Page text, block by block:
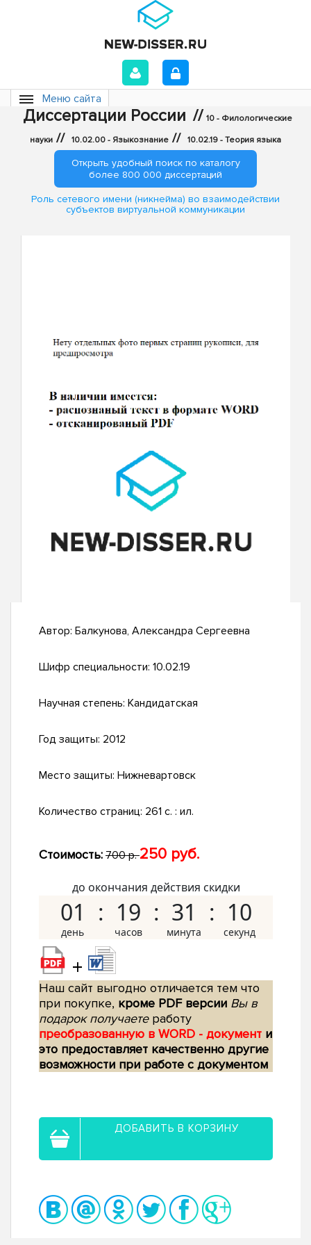
Меню сайта
Диссертации России // 10 - Филологические
науки // 10.02.00 - Языкознание // 10.02.19 - Теория языка
Открыть удобный поиск по каталогу
более 800 000 диссертаций
Роль сетевого имени (никнейма) во взаимодействии
субъектов виртуальной коммуникации
Автор: Балкунова, Александра Сергеевна
Шифр специальности: 10.02.19
Научная степень: Кандидатская
Год защиты: 2012
Место защиты: Нижневартовск
Количество страниц: 261 с. : ил.
Стоимость: 700 р.250 руб.
до окончания действия скидки
01 19 31 09
+
Наш сайт выгодно отличается тем что
при покупке, кроме PDF версии Вы в
подарок получаетеработу
преобразованную в WORD - документ и
это предоставляет качественно другие
возможности при работе с документом
ДОБАВИТЬ В КОРЗИНУ